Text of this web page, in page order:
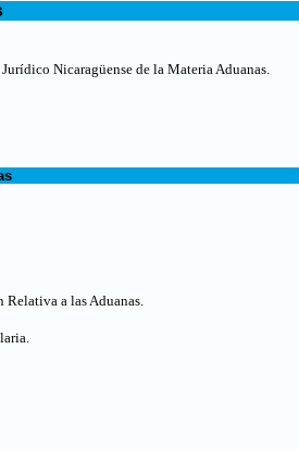
Nicaragüense de la Materia Aduanas.
Relativa a las Aduanas.
.